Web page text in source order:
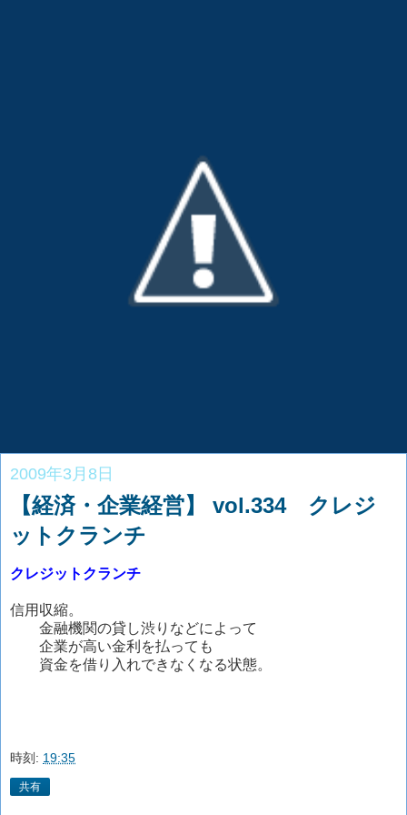
2009年3月8日
【経済・企業経営】 vol.334 クレジ
ットクランチ
クレジットクランチ
信用収縮。
金融機関の貸し渋りなどによって
企業が高い金利を払っても
資金を借り入れできなくなる状態。
時刻: 19:35
共有